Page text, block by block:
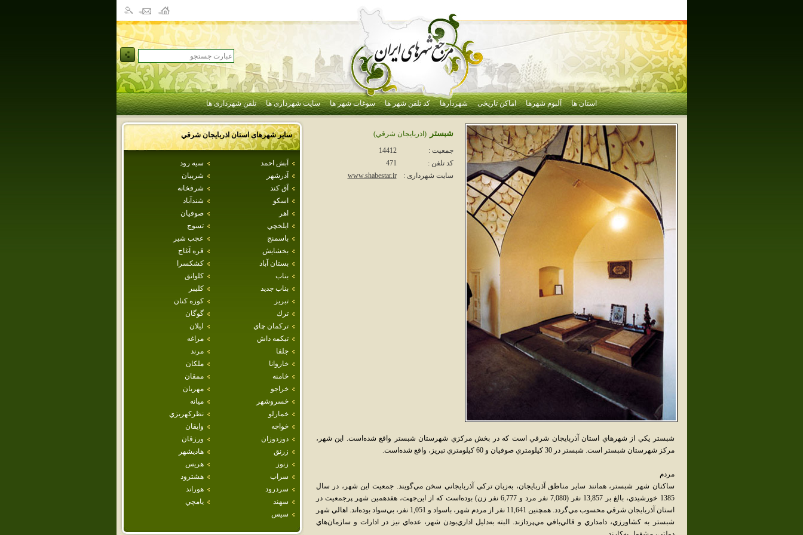
استان ها آلبوم شهرها اماکن تاریخی شهردارها کد تلفن شهر ها سوغات شهر ها سایت شهرداری ها تلفن شهرداری ها
سایر شهرهای استاناذربايجان شرقي
آبش احمد
سيه رود
آذرشهر
شربيان
آق كند
شرفخانه
اسكو
شندآباد
اهر
صوفيان
ايلخچي
تسوج
باسمنج
عجب شير
بخشايش
قره آغاج
بستان آباد
كشكسرا
بناب
كلوانق
بناب جديد
كليبر
تبريز
كوزه كنان
ترك
گوگان
تركمان چاي
ليلان
تيكمه داش
مراغه
جلفا
مرند
خاروانا
ملكان
خامنه
ممقان
خراجو
مهربان
خسروشهر
ميانه
خمارلو
نظركهريزي
خواجه
وايقان
دوزدوزان
ورزقان
زرنق
هاديشهر
زنوز
هريس
سراب
هشترود
سردرود
هوراند
سهند
يامچي
سيس
شبستر
(اذربايجان شرقي)
جمعیت :
14412
کد تلفن :
471
سایت شهرداری :
www.shabestar.ir
شبستر يکي از شهرهاي استان آذربايجان شرقي است که در بخش مرکزي شهرستان شبستر واقع شده‌است. اين شهر،
مرکز شهرستان شبستر است. شبستر در 30 کيلومتري صوفيان و 60 کيلومتري تبريز، واقع شده‌است.
مردم
ساکنان شهر شبستر، همانند ساير مناطق آذربايجان، به‌زبان ترکي آذربايجاني سخن مي‌گويند. جمعيت اين شهر، در سال
1385 خورشيدي، بالغ بر 13,857 نفر (7,080 نفر مرد و 6,777 نفر زن) بوده‌است که از اين‌جهت، هفدهمين شهر پرجمعيت در
استان آذربايجان شرقي محسوب مي‌گردد. همچنين 11,641 نفر از مردم شهر، باسواد و 1,051 نفر، بي‌سواد بوده‌اند. اهالي شهر
شبستر به کشاورزي، دامداري و قالي‌بافي مي‌پردازند. البته به‌دليل اداري‌بودن شهر، عده‌اي نيز در ادارات و سازمان‌هاي